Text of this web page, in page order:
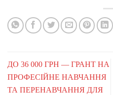
ДО 36 000 ГРН — ГРАНТ НА
ПРОФЕСІЙНЕ НАВЧАННЯ
ТА ПЕРЕНАВЧАННЯ ДЛЯ